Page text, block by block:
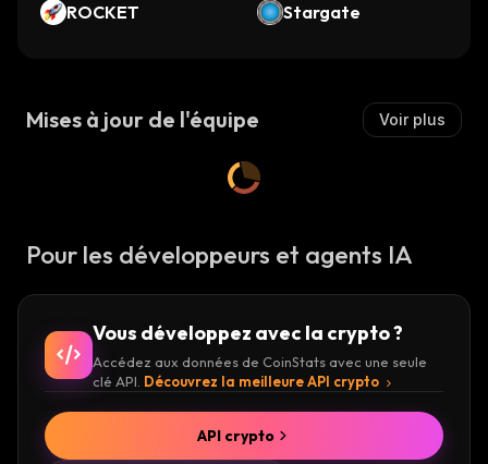
tor ETF (Dinari Tok
y Coin
ROCKET Stargate
Mises à jour de l'équipe Voir plus
Pour les développeurs et agents IA
Vous développez avec la crypto ?
Accédez aux données de CoinStats avec une seule
clé API. Découvrez la meilleure API crypto
API crypto